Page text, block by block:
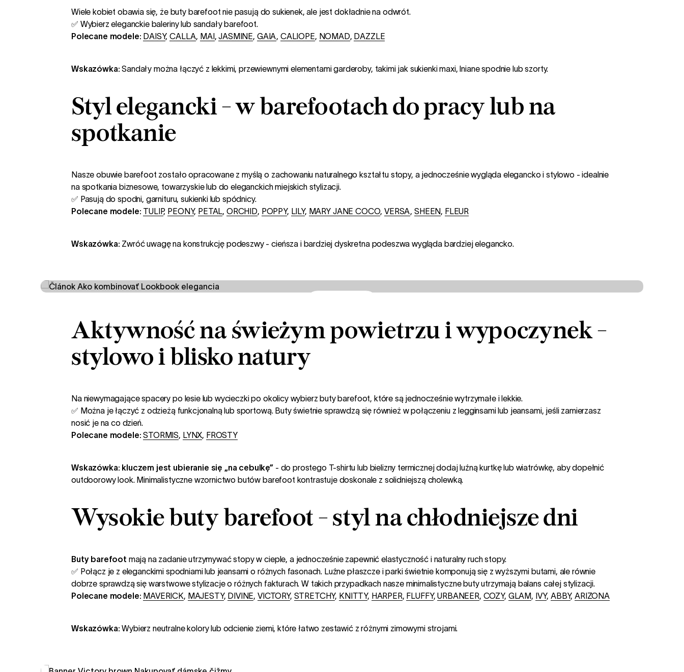
Wiele kobiet obawia się, że buty barefoot nie pasują do sukienek, ale jest dokładnie na odwrót.
✅ Wybierz eleganckie baleriny lub sandały barefoot.
Polecane modele: DAISY,CALLA, MAI,JASMINE, GAIA, CALIOPE, NOMAD, DAZZLE
Wskazówka:Sandały można łączyć z lekkimi, przewiewnymi elementami garderoby, takimi jak sukienki maxi, lniane spodnie lub szorty.
Styl elegancki - w barefootach do pracy lub na
spotkanie
Nasze obuwie barefoot zostało opracowane z myślą o zachowaniu naturalnego kształtu stopy, a jednocześnie wygląda elegancko i stylowo - idealnie
na spotkania biznesowe, towarzyskie lub do eleganckich miejskich stylizacji.
✅ Pasują do spodni, garnituru, sukienki lub spódnicy.
Polecane modele: TULIP, PEONY, PETAL, ORCHID, POPPY, LILY, MARY JANE COCO,VERSA, SHEEN, FLEUR
Wskazówka: Zwróć uwagę na konstrukcję podeszwy - cieńsza i bardziej dyskretna podeszwa wygląda bardziej elegancko.
Aktywność na świeżym powietrzu i wypoczynek -
stylowo i blisko natury
Na niewymagające spacery po lesie lub wycieczki po okolicy wybierz buty barefoot, które są jednocześnie wytrzymałe i lekkie.
✅ Można je łączyć z odzieżą funkcjonalną lub sportową. Buty świetnie sprawdzą się również w połączeniu z legginsami lub jeansami, jeśli zamierzasz
nosić je na co dzień.
Polecane modele: STORMIS, LYNX, FROSTY
Wskazówka: kluczem jest ubieranie się „na cebulkę” - do prostego T-shirtu lub bielizny termicznej dodaj luźną kurtkę lub wiatrówkę, aby dopełnić
outdoorowy look. Minimalistyczne wzornictwo butów barefoot kontrastuje doskonale z solidniejszą cholewką.
Wysokie buty barefoot - styl na chłodniejsze dni
Buty barefoot mają na zadanie utrzymywać stopy w cieple, a jednocześnie zapewnić elastyczność i naturalny ruch stopy.
✅ Połącz je z eleganckimi spodniami lub jeansami o różnych fasonach. Luźne płaszcze i parki świetnie komponują się z wyższymi butami, ale równie
dobrze sprawdzą się warstwowe stylizacje o różnych fakturach. W takich przypadkach nasze minimalistyczne buty utrzymają balans całej stylizacji.
Polecane modele: MAVERICK, MAJESTY, DIVINE,VICTORY, STRETCHY, KNITTY, HARPER, FLUFFY,URBANEER, COZY, GLAM, IVY, ABBY,ARIZONA
Wskazówka: Wybierz neutralne kolory lub odcienie ziemi, które łatwo zestawić z różnymi zimowymi strojami.